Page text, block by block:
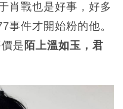
肖戰也是好事，好多
事件才開始粉的他。
是 陌上溫如玉，君